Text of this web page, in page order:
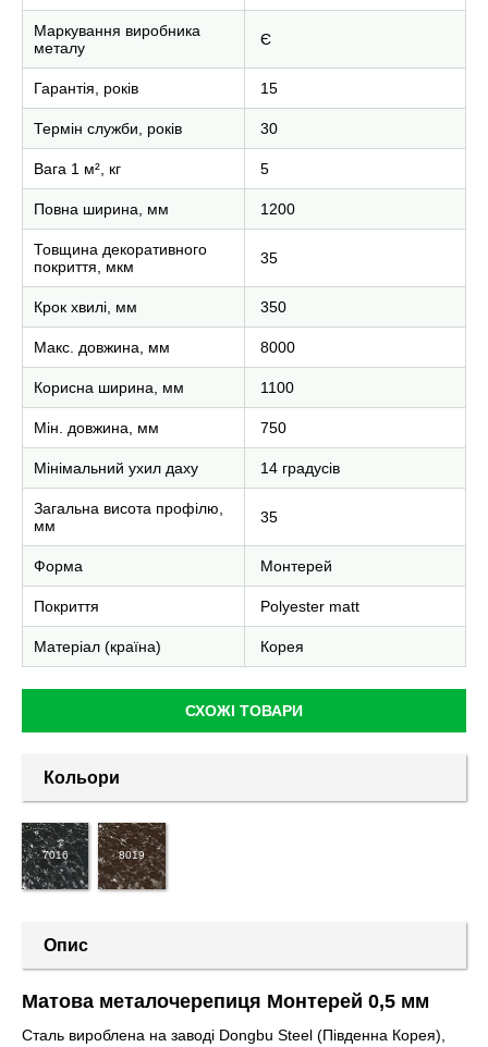
Маркування виробника
металу
Є
Гарантія, років 15
Термін служби, років 30
Вага 1 м², кг 5
Повна ширина, мм 1200
Товщина декоративного
покриття, мкм
35
Крок хвилі, мм 350
Макс. довжина, мм 8000
Корисна ширина, мм 1100
Мін. довжина, мм 750
Мінімальний ухил даху 14 градусів
Загальна висота профілю,
мм
35
Форма Монтерей
Покриття Polyester matt
Матеріал (країна) Корея
СХОЖІ ТОВАРИ
Кольори
7016 8019
Опис
Матова металочерепиця Монтерей 0,5 мм
Сталь вироблена на заводі Dongbu Steel (Південна Корея),